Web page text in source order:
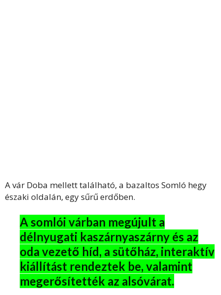
A vár Doba mellett található, a bazaltos Somló hegy
északi oldalán, egy sűrű erdőben.
A somlói várban megújult a
délnyugati kaszárnyaszárny és az
oda vezető híd, a sütőház, interaktív
kiállítást rendeztek be, valamint
megerősítették az alsóvárat.